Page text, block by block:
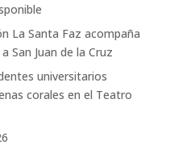
La Santa Faz acompaña
San Juan de la Cruz
universitarios
corales en el Teatro